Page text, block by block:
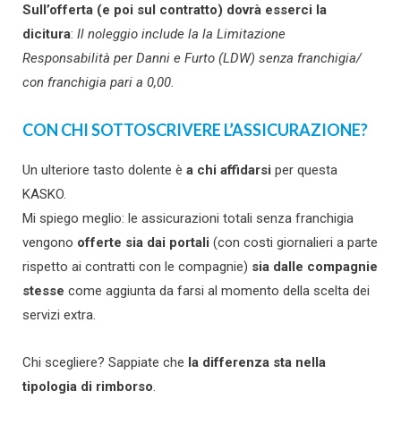
Sull’offerta (e poi sul contratto) dovrà esserci la
dicitura: Il noleggio include la la Limitazione
Responsabilità per Danni e Furto (LDW) senza franchigia/
con franchigia pari a 0,00.
CON CHI SOTTOSCRIVERE L’ASSICURAZIONE?
Un ulteriore tasto dolente è a chi affidarsi per questa
KASKO.
Mi spiego meglio: le assicurazioni totali senza franchigia
vengono offerte sia dai portali (con costi giornalieri a parte
rispetto ai contratti con le compagnie) sia dalle compagnie
stesse come aggiunta da farsi al momento della scelta dei
servizi extra.
Chi scegliere? Sappiate che la differenza sta nella
tipologia di rimborso.